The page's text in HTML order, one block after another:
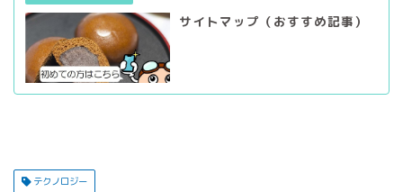
サイトマップ（おすすめ記事）
テクノロジー